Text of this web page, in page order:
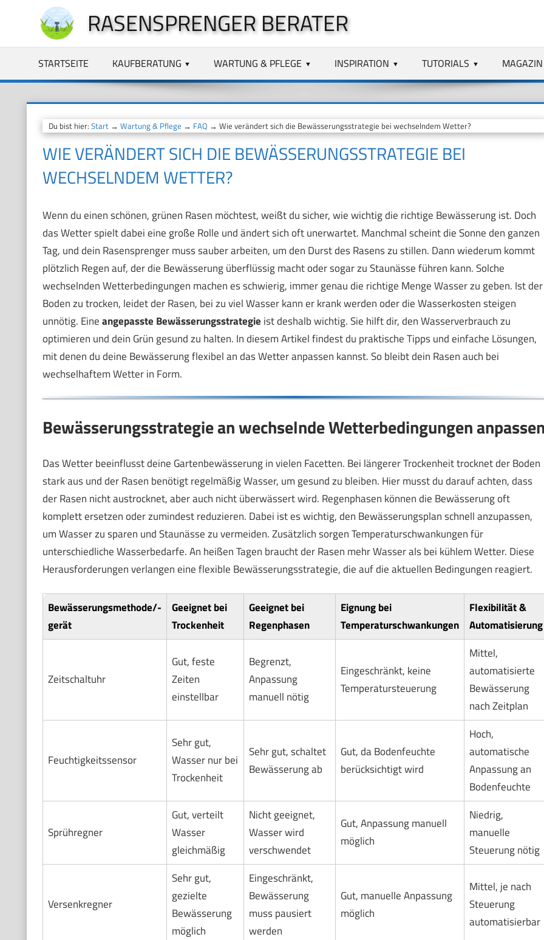
springen
RASENSPRENGER BERATER
STARTSEITE KAUFBERATUNG WARTUNG & PFLEGE INSPIRATION TUTORIALS MAGAZIN
Du bist hier: Start→ Wartung & Pflege → FAQ → Wie verändert sich die Bewässerungsstrategie bei wechselndem Wetter?
WIE VERÄNDERT SICH DIE BEWÄSSERUNGSSTRATEGIE BEI
WECHSELNDEM WETTER?
Wenn du einen schönen, grünen Rasen möchtest, weißt du sicher, wie wichtig die richtige Bewässerung ist. Doch
das Wetter spielt dabei eine große Rolle und ändert sich oft unerwartet. Manchmal scheint die Sonne den ganzen
Tag, und dein Rasensprenger muss sauber arbeiten, um den Durst des Rasens zu stillen. Dann wiederum kommt
plötzlich Regen auf, der die Bewässerung überflüssig macht oder sogar zu Staunässe führen kann. Solche
wechselnden Wetterbedingungen machen es schwierig, immer genau die richtige Menge Wasser zu geben. Ist der
Boden zu trocken, leidet der Rasen, bei zu viel Wasser kann er krank werden oder die Wasserkosten steigen
unnötig. Eineangepasste Bewässerungsstrategie ist deshalb wichtig. Sie hilft dir, den Wasserverbrauch zu
optimieren und dein Grün gesund zu halten. In diesem Artikel findest du praktische Tipps und einfache Lösungen,
mit denen du deine Bewässerung flexibel an das Wetter anpassen kannst. So bleibt dein Rasen auch bei
wechselhaftem Wetter in Form.
Bewässerungsstrategie an wechselnde Wetterbedingungen
Das Wetter beeinflusst deine Gartenbewässerung in vielen Facetten. Bei längerer Trockenheit trocknet der Boden
stark aus und der Rasen benötigt regelmäßig Wasser, um gesund zu bleiben. Hier musst du darauf achten, dass
der Rasen nicht austrocknet, aber auch nicht überwässert wird. Regenphasen können die Bewässerung oft
komplett ersetzen oder zumindest reduzieren. Dabei ist es wichtig, den Bewässerungsplan schnell anzupassen,
um Wasser zu sparen und Staunässe zu vermeiden. Zusätzlich sorgen Temperaturschwankungen für
unterschiedliche Wasserbedarfe. An heißen Tagen braucht der Rasen mehr Wasser als bei kühlem Wetter. Diese
Herausforderungen verlangen eine flexible Bewässerungsstrategie, die auf die aktuellen Bedingungen reagiert.
Bewässerungsmethode/-
gerät
Geeignet bei
Trockenheit
Geeignet bei
Regenphasen
Eignung bei
Temperaturschwankungen
Flexibilität &
Automatisierung
Zeitschaltuhr
Gut, feste
Zeiten
einstellbar
Begrenzt,
Anpassung
manuell nötig
Eingeschränkt, keine
Temperatursteuerung
Mittel,
automatisierte
Bewässerung
nach Zeitplan
Feuchtigkeitssensor
Sehr gut,
Wasser nur bei
Trockenheit
Sehr gut, schaltet
Bewässerung ab
Gut, da Bodenfeuchte
berücksichtigt wird
Hoch,
automatische
Anpassung an
Bodenfeuchte
Sprühregner
Gut, verteilt
Wasser
gleichmäßig
Nicht geeignet,
Wasser wird
verschwendet
Gut, Anpassung manuell
möglich
Niedrig,
manuelle
Steuerung nötig
Versenkregner
Sehr gut,
gezielte
Bewässerung
möglich
Eingeschränkt,
Bewässerung
muss pausiert
werden
Gut, manuelle Anpassung
möglich
Mittel, je nach
Steuerung
automatisierbar